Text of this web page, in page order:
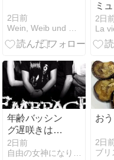
2日前
ミ
へ
2日
年齢バッシン
グ遅咲きはど
うするの？超
高齢妊活のメ
2日前
お
2日
ブリ